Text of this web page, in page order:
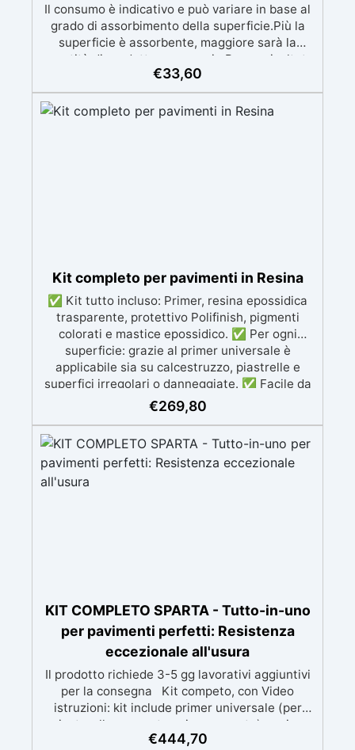
Il consumo è indicativo e può variare in base al
grado di assorbimento della superficie.Più la
superficie è assorbente, maggiore sarà la
quantità di prodotto necessaria.Per un risultato
ottimale, consigliamo di acquistare una
quantità sufficiente per l’applicazione di almeno
due mani. ✅ Resina metacrilica
garage, cortili, magazzini e piazzali, resistente
€33,60
Kit completo per pavimenti in Resina
✅ Kit tutto incluso: Primer, resina epossidica
trasparente, protettivo Polifinish, pigmenti
colorati e mastice epossidico. ✅ Per ogni
superficie: grazie al primer universale è
applicabile sia su calcestruzzo, piastrelle e
superfici irregolari o danneggiate. ✅ Facile da
applicare: Video Guida completa inclusa, 3
semplici passaggi, dalla preparazione della
superficie alla finitura protettiva antigraffio. ✅
Risultati professionali: Sistema autolivellante,
resistente ai raggi UV, duraturo e con finitura
lucida o satinata. ✅ Personalizzabile:
€269,80
KIT COMPLETO SPARTA - Tutto-in-uno
per pavimenti perfetti: Resistenza
eccezionale all'usura
Il prodotto richiede 3-5 gg lavorativi aggiuntivi
per la consegna Kit competo, con Video
istruzioni: kit include primer universale (per
piasterelle, cemento, microcemento) resina
rivestimento antigraffio, pronto all'uso!
€444,70